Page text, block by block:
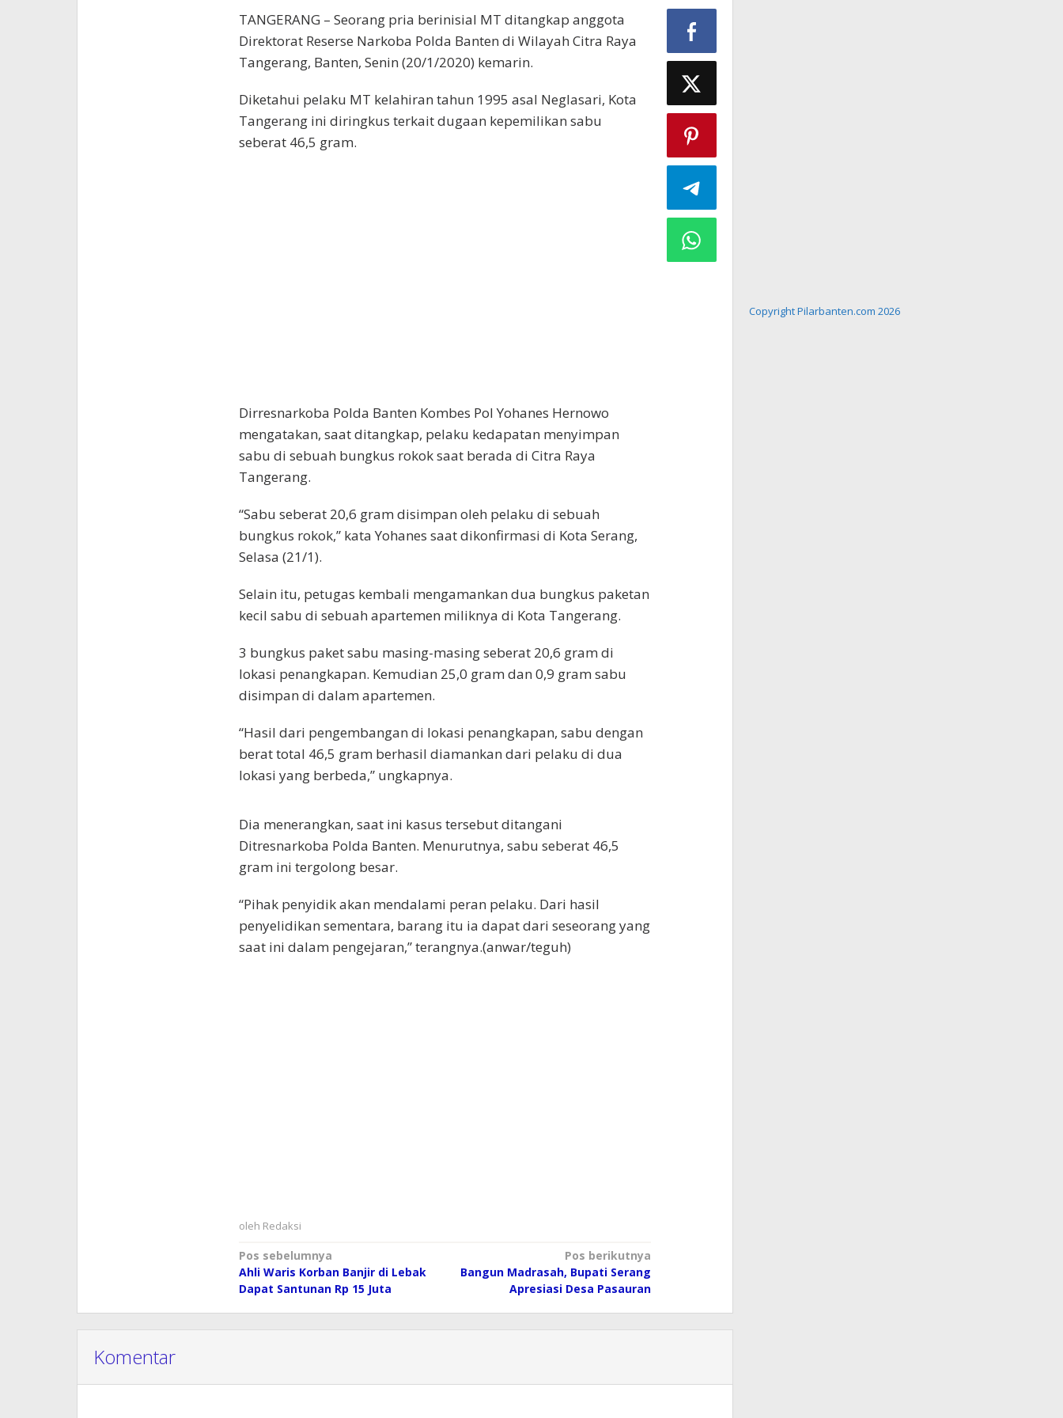
TANGERANG – Seorang pria berinisial MT ditangkap anggota
Direktorat Reserse Narkoba Polda Banten di Wilayah Citra Raya
Tangerang, Banten, Senin (20/1/2020) kemarin.
Diketahui pelaku MT kelahiran tahun 1995 asal Neglasari, Kota
Tangerang ini diringkus terkait dugaan kepemilikan sabu
seberat 46,5 gram.
Dirresnarkoba Polda Banten Kombes Pol Yohanes Hernowo
mengatakan, saat ditangkap, pelaku kedapatan menyimpan
sabu di sebuah bungkus rokok saat berada di Citra Raya
Tangerang.
“Sabu seberat 20,6 gram disimpan oleh pelaku di sebuah
bungkus rokok,” kata Yohanes saat dikonfirmasi di Kota Serang,
Selasa (21/1).
Selain itu, petugas kembali mengamankan dua bungkus paketan
kecil sabu di sebuah apartemen miliknya di Kota Tangerang.
3 bungkus paket sabu masing-masing seberat 20,6 gram di
lokasi penangkapan. Kemudian 25,0 gram dan 0,9 gram sabu
disimpan di dalam apartemen.
“Hasil dari pengembangan di lokasi penangkapan, sabu dengan
berat total 46,5 gram berhasil diamankan dari pelaku di dua
lokasi yang berbeda,” ungkapnya.
Dia menerangkan, saat ini kasus tersebut ditangani
Ditresnarkoba Polda Banten. Menurutnya, sabu seberat 46,5
gram ini tergolong besar.
“Pihak penyidik akan mendalami peran pelaku. Dari hasil
penyelidikan sementara, barang itu ia dapat dari seseorang yang
saat ini dalam pengejaran,” terangnya.(anwar/teguh)
oleh Redaksi
Navigasi
pos
Pos sebelumnya
Ahli Waris Korban Banjir di Lebak
Dapat Santunan Rp 15 Juta
Pos berikutnya
Bangun Madrasah, Bupati Serang
Apresiasi Desa Pasauran
Komentar
Copyright Pilarbanten.com 2026